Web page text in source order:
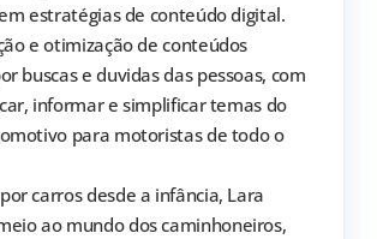
estratégias de conteúdo digital.
e otimização de conteúdos
buscas e duvidas das pessoas, com
informar e simplificar temas do
para motoristas de todo o
carros desde a infância, Lara
ao mundo dos caminhoneiros,